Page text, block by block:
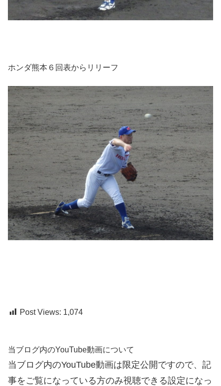
ホンダ熊本６回表からリリーフ
Post Views: 1,074
当ブログ内のYouTube動画について
当ブログ内のYouTube動画は限定公開ですので、記
事をご覧になっている方のみ視聴できる設定になっ